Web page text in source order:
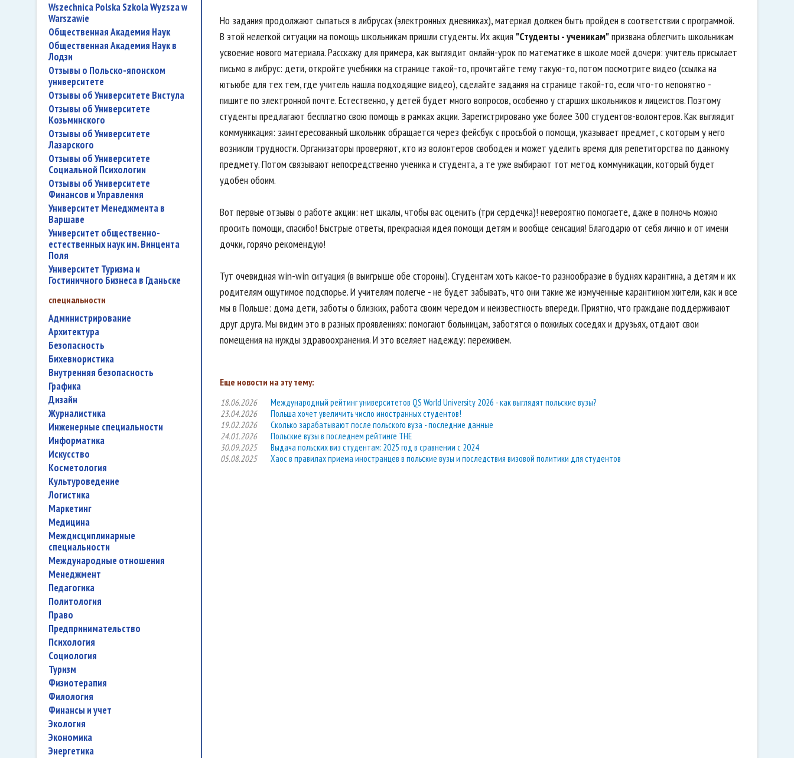
Wszechnica Polska Szkola Wyzsza w
Warszawie
Общественная Академия Наук
Общественная Академия Наук в
Лодзи
Отзывы о Польско-японском
университете
Отзывы об Университете Вистула
Отзывы об Университете
Козьминского
Отзывы об Университете
Лазарского
Отзывы об Университете
Социальной Психологии
Отзывы об Университете
Финансов и Управления
Университет Менеджмента в
Варшаве
Университет общественно-
естественных наук им. Винцента
Поля
Университет Туризма и
Гостиничного Бизнеса в Гданьске
специальности
администрирование
архитектура
безопасность
бихевиористика
внутренняя безопасность
графика
дизайн
журналистика
инженерные специальности
информатика
искусство
косметология
культуроведение
логистика
маркетинг
медицина
междисциплинарные
специальности
международные отношения
менеджмент
педагогика
политология
право
предпринимательство
психология
социология
туризм
физиотерапия
филология
финансы и учет
экология
экономика
энергетика
Но задания продолжают сыпаться в либрусах (электронных дневниках), материал должен быть пройден в соответствии с программой.
В этой нелегкой ситуации на помощь школьникам пришли студенты. Их акция "Студенты - ученикам"призвана облегчить школьникам
усвоение нового материала. Расскажу для примера, как выглядит онлайн-урок по математике в школе моей дочери: учитель присылает
письмо в либрус: дети, откройте учебники на странице такой-то, прочитайте тему такую-то, потом посмотрите видео (ссылка на
ютьюбе для тех тем, где учитель нашла подходящие видео), сделайте задания на странице такой-то, если что-то непонятно -
пишите по электронной почте. Естественно, у детей будет много вопросов, особенно у старших школьников и лицеистов. Поэтому
студенты предлагают бесплатно свою помощь в рамках акции. Зарегистрировано уже более 300 студентов-волонтеров. Как выглядит
коммуникация: заинтересованный школьник обращается через фейсбук с просьбой о помощи, указывает предмет, с которым у него
возникли трудности. Организаторы проверяют, кто из волонтеров свободен и может уделить время для репетиторства по данному
предмету. Потом связывают непосредственно ученика и студента, а те уже выбирают тот метод коммуникации, который будет
удобен обоим.
Вот первые отзывы о работе акции: нет шкалы, чтобы вас оценить (три сердечка)! невероятно помогаете, даже в полночь можно
просить помощи, спасибо! Быстрые ответы, прекрасная идея помощи детям и вообще сенсация! Благодарю от себя лично и от имени
дочки, горячо рекомендую!
Тут очевидная win-win ситуация (в выигрыше обе стороны). Студентам хоть какое-то разнообразие в буднях карантина, а детям и их
родителям ощутимое подспорье. И учителям полегче - не будет забывать, что они такие же измученные карантином жители, как и все
мы в Польше: дома дети, заботы о близких, работа своим чередом и неизвестность впереди. Приятно, что граждане поддерживают
друг друга. Мы видим это в разных проявлениях: помогают больницам, заботятся о пожилых соседях и друзьях, отдают свои
помещения на нужды здравоохранения. И это вселяет надежду: переживем.
Еще новости на эту тему:
18.06.2026
Международный рейтинг университетов QS World University 2026 - как выглядят польские вузы?
23.04.2026
Польша хочет увеличить число иностранных студентов!
19.02.2026
Сколько зарабатывают после польского вуза - последние данные
24.01.2026
Польские вузы в последнем рейтинге THE
30.09.2025
Выдача польских виз студентам: 2025 год в сравнении с 2024
05.08.2025
Хаос в правилах приема иностранцев в польские вузы и последствия визовой политики для студентов